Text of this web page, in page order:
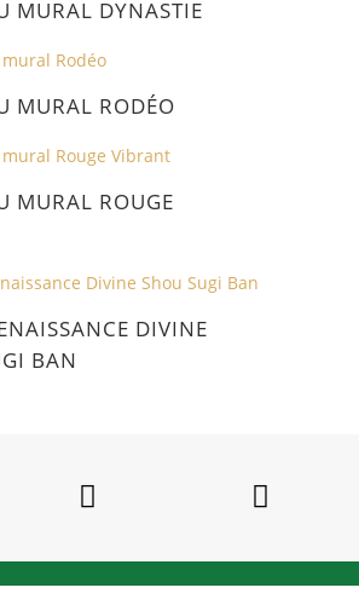
MURAL DYNASTIE
MURAL RODÉO
MURAL ROUGE
DIVINE
BAN